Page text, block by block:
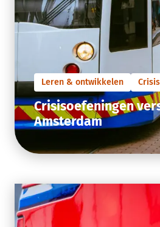
Leren & ontwikkelen
Crisisoefeningen
Amsterdam